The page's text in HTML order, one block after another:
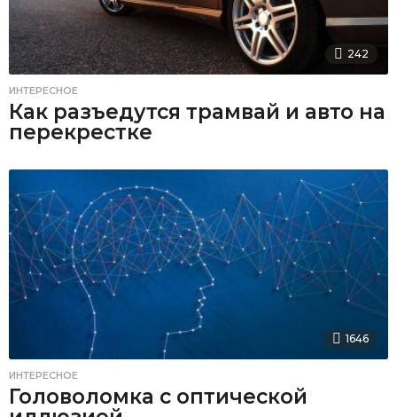
242
ИНТЕРЕСНОЕ
Как разъедутся трамвай и авто на
перекрестке
1646
ИНТЕРЕСНОЕ
Головоломка с оптической